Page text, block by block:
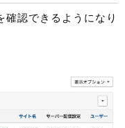
認できるようになり